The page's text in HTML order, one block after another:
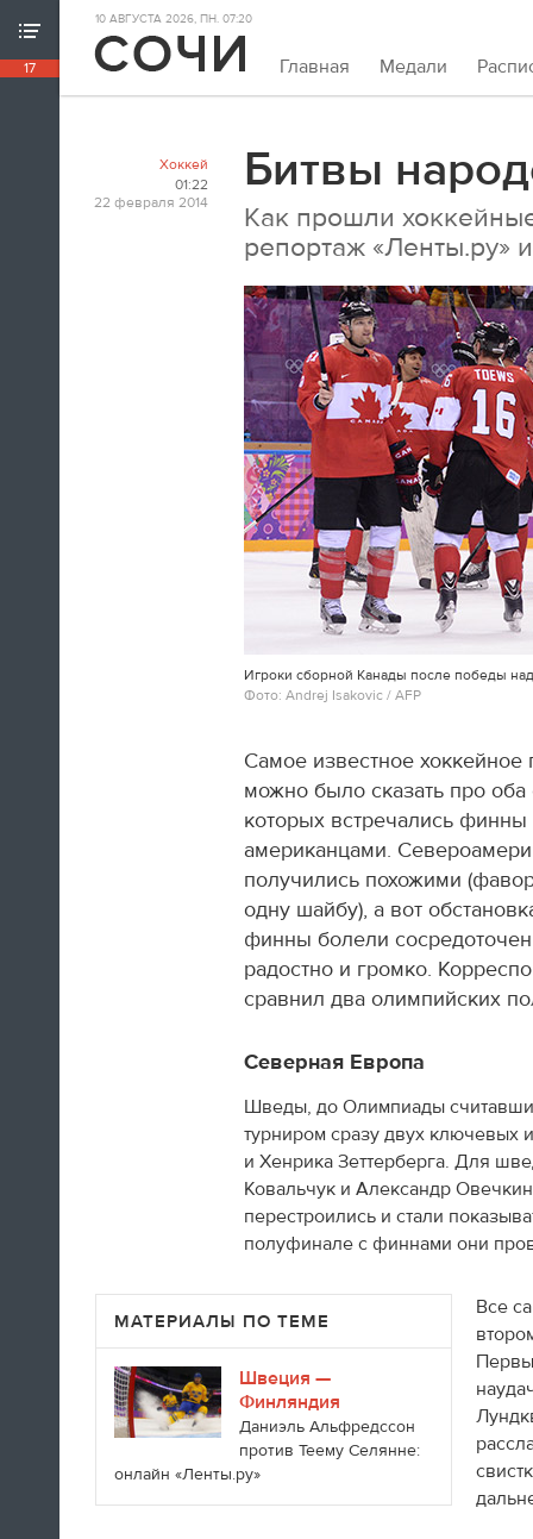
17
ХРОНИКА ИГР
18:39
Я признаюсь, в ходе церемонии
закрытия заплакал. По хоккею.
Швед Эрик Карлссон (символическая
сборная хоккейного турнира) на пути из
Юлия Липницкая
А вот так добираются домой американские
14:35
Только сейчас посмотрел
церемонию закрытия! Наверно,
лучшая церемония за историю
ОИ! Главное, не просто красиво,
а нереально эмоционально!
10 АВГУСТА 2026, ПН. 07:20
Главная Медали
Хоккей
01:22
22 февраля 2014
Битвы
Как прошли
репортаж «Ленты.ру»
Игроки сборной Канады после победы
Фото: Andrej Isakovic / AFP
Самое известное
можно было сказать про
которых встречались
американцами.
получились похожими
одну шайбу), а вот
финны болели
радостно и громко.
сравнил два олимпийских
Северная Европа
Шведы, до Олимпиады
турниром сразу двух ключевых
и Хенрика Зеттерберга. Для
Ковальчук и Александр
перестроились и стали
полуфинале с финнами они
МАТЕРИАЛЫ ПО ТЕМЕ
Швеция —
Финляндия
Даниэль Альфредссон
против Теему Селянне:
онлайн «Ленты.ру»
Все